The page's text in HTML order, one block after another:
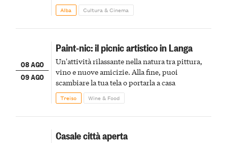
Alba Cultura & Cinema
08 AGO
09 AGO
Paint-nic: il picnic artistico in Langa
Un'attività rilassante nella natura tra pittura,
vino e nuove amicizie. Alla fine, puoi
scambiare la tua tela o portarla a casa
Treiso Wine & Food
Casale città aperta